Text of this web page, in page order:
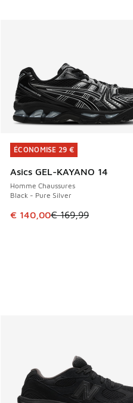
ÉCONOMISE 29 €
Asics GEL-KAYANO 14
Homme Chaussures
Black - Pure Silver
Cet article est en
€ 140,00€ 169,99
ÉCONOMISE 29 €